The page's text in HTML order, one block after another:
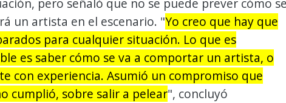
pero señaló que no se puede prever cómo
un artista en el escenario. "Yo creo que hay que
para cualquier situación. Lo que es
es saber cómo se va a comportar un artista, o
con experiencia. Asumió un compromiso que
cumplió, sobre salir a pelear", concluyó